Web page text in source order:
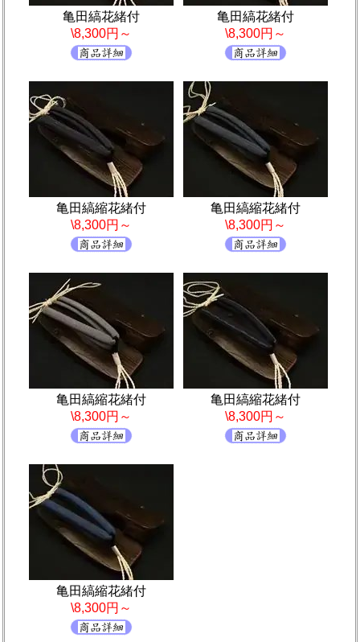
亀田縞花緒付
\8,300円～
亀田縞花緒付
\8,300円～
亀田縞縮花緒付
\8,300円～
亀田縞縮花緒付
\8,300円～
亀田縞縮花緒付
\8,300円～
亀田縞縮花緒付
\8,300円～
亀田縞縮花緒付
\8,300円～